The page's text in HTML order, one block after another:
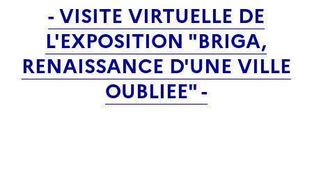
- VISITE VIRTUELLE DE
L'EXPOSITION "BRIGA,
RENAISSANCE D'UNE VILLE
OUBLIEE" -